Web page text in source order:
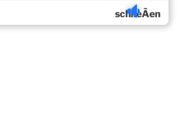
schlieÃen